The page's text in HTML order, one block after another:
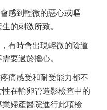
感到輕微的惡心或嘔
的刺激所致。
有時會出現輕微的陰道
要過於擔心。
痛感受和耐受能力都不
在輸卵管造影檢查中的
婦產醫院進行此項檢